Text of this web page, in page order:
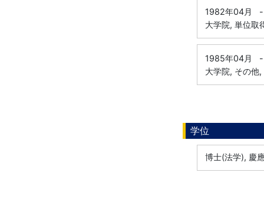
1982年04月
-
大学院, 単位取
1985年04月
-
大学院, その他
学位
博士(法学), 慶